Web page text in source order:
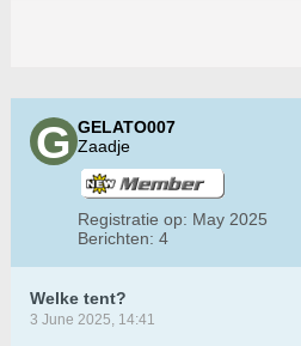
GELATO007
Zaadje
Registratie op: May 2025
Berichten: 4
Welke tent?
3 June 2025, 14:41